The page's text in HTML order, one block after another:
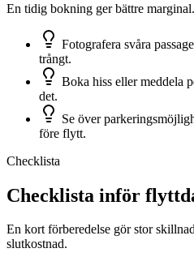
En tidig bokning ger bättre marginal.
Fotografera svåra
trångt.
Boka hiss eller meddela
det.
Se över
före flytt.
Checklista
Checklista inför
En kort förberedelse gör stor
slutkostnad.